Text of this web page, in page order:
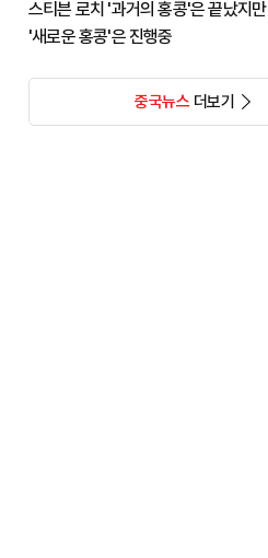
스티븐 로치 '과거의 홍콩'은 끝났지만
'새로운 홍콩'은 진행중
중국뉴스더보기